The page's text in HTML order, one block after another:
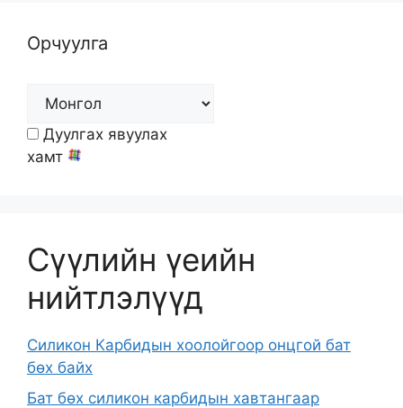
Орчуулга
Дуулгах явуулах
хамт
Сүүлийн үеийн
нийтлэлүүд
Силикон Карбидын хоолойгоор онцгой бат
бөх байх
Бат бөх силикон карбидын хавтангаар